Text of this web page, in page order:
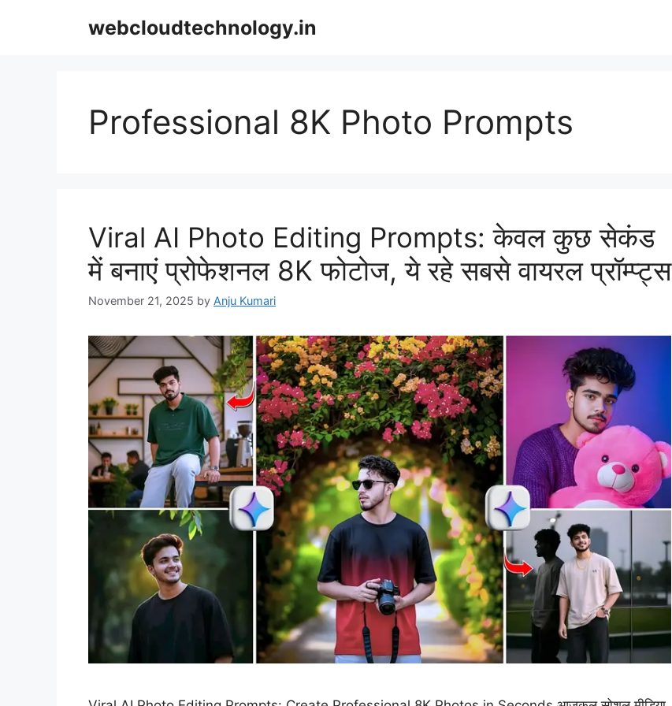
webcloudtechnology.in
Professional 8K Photo Prompts
Viral AI Photo Editing Prompts: केवल कुछ सेकंड
में बनाएं प्रोफेशनल 8K फोटोज, ये रहे सबसे वायरल प्रॉम्प्ट्स
November 21, 2025 by Anju Kumari